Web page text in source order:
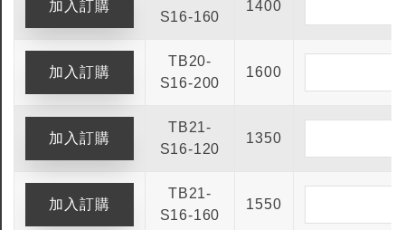
S16-160
1400
TB20-
S16-200
1600
TB21-
S16-120
1350
TB21-
S16-160
1550